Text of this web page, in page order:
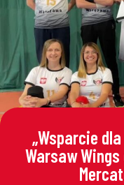
„Wsparcie
Warsaw